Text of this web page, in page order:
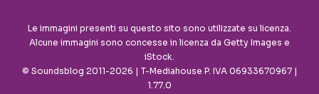
Le immagini presenti su questo sito sono utilizzate su licenza.
Alcune immagini sono concesse in licenza da Getty Images e
iStock.
© Soundsblog 2011-2026 | T-Mediahouse P. IVA 06933670967 |
1.77.0